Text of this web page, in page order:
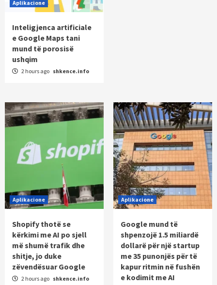
Aplikacione
Inteligjenca artificiale
e Google Maps tani
mund të porosisë
ushqim
2 hours ago shkence.info
Aplikacione
Shopify thotë se
kërkimi me AI po sjell
më shumë trafik dhe
shitje, jo duke
zëvendësuar Google
2 hours ago shkence.info
Aplikacione
Google mund të
shpenzojë 1.5 miliardë
dollarë për një startup
me 35 punonjës për të
kapur ritmin në fushën
e kodimit me AI